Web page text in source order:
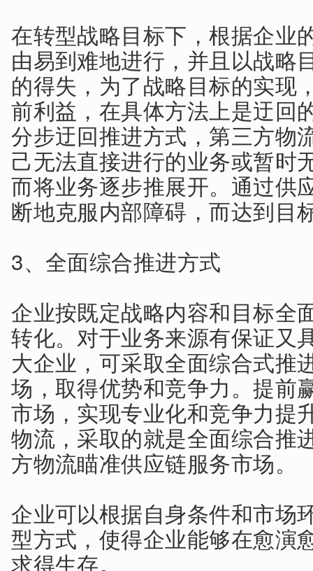
在转型战略目标下，根据企业
由易到难地进行，并且以战略
的得失，为了战略目标的实现
前利益，在具体方法上是迂回
分步迂回推进方式，第三方物
己无法直接进行的业务或暂时
而将业务逐步推展开。通过供
断地克服内部障碍，而达到目
3、全面综合推进方式
企业按既定战略内容和目标全
转化。对于业务来源有保证又
大企业，可采取全面综合式推
场，取得优势和竞争力。提前
市场，实现专业化和竞争力提
物流，采取的就是全面综合推
方物流瞄准供应链服务市场。
企业可以根据自身条件和市场
型方式，使得企业能够在愈演
求得生存。